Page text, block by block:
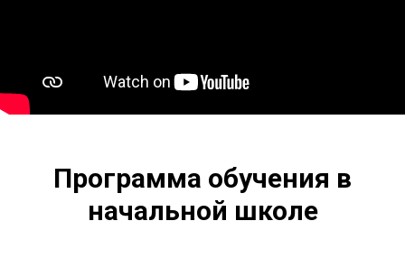
Программа обучения в
начальной школе